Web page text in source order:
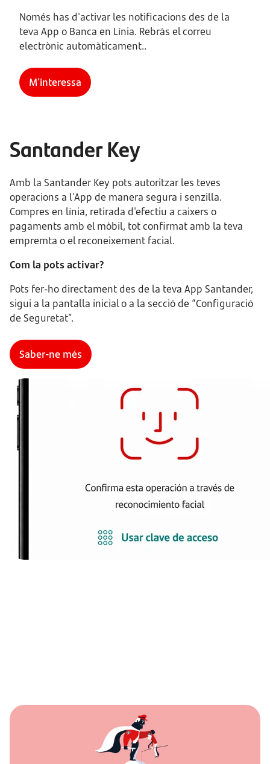
Només has d'activar les notificacions des de la
teva App o Banca en Línia. Rebràs el correu
electrònic automàticament..
M’interessa
Santander Key
Amb la Santander Key pots autoritzar les teves
operacions a l'App de manera segura i senzilla.
Compres en línia, retirada d'efectiu a caixers o
pagaments amb el mòbil, tot confirmat amb la teva
empremta o el reconeixement facial.
Com la pots activar?
Pots fer-ho directament des de la teva App Santander,
sigui a la pantalla inicial o a la secció de “Configuració
de Seguretat”.
Saber-ne més